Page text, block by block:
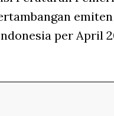
per April